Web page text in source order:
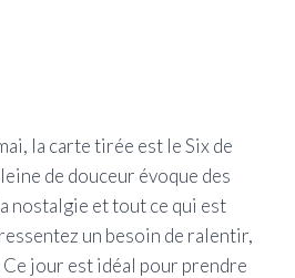
la carte tirée est le Six de
de douceur évoque des
nostalgie et tout ce qui est
un besoin de ralentir,
jour est idéal pour prendre